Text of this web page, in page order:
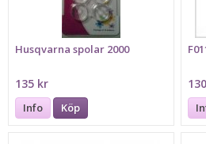
Husqvarna spolar 2000
135 kr
Info Köp